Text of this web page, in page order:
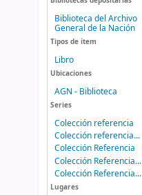
Biblioteca del Archivo
General de la Nación
Tipos de ítem
Libro
Ubicaciones
AGN - Biblioteca
Series
Colección referencia
Colección referencia...
Colección Referencia
Colección Referencia...
Colección Referencia...
Lugares